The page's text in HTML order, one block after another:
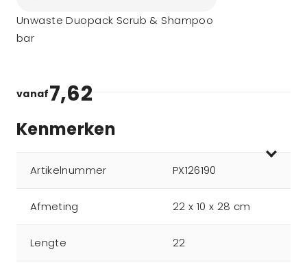
Unwaste Duopack Scrub & Shampoo
bar
vanaf7,62
Kenmerken
Artikelnummer PX126190
Afmeting 22 x 10 x 28 cm
Lengte 22